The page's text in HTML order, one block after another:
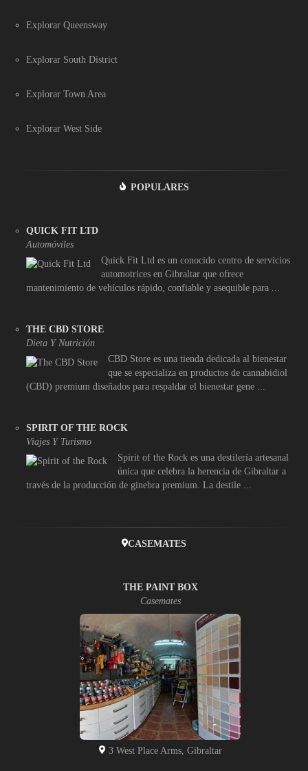
Explorar Queensway
Explorar South District
Explorar Town Area
Explorar West Side
POPULARES
QUICK FIT LTD
Automóviles
Quick Fit Ltd es un conocido centro de servicios
automotrices en Gibraltar que ofrece
mantenimiento de vehículos rápido, confiable y asequible para ...
THE CBD STORE
Dieta Y Nutrición
CBD Store es una tienda dedicada al bienestar
que se especializa en productos de cannabidiol
(CBD) premium diseñados para respaldar el bienestar gene ...
SPIRIT OF THE ROCK
Viajes Y Turismo
Spirit of the Rock es una destilería artesanal
única que celebra la herencia de Gibraltar a
través de la producción de ginebra premium. La destile ...
CASEMATES
THE PAINT BOX
Casemates
3 West Place Arms, Gibraltar